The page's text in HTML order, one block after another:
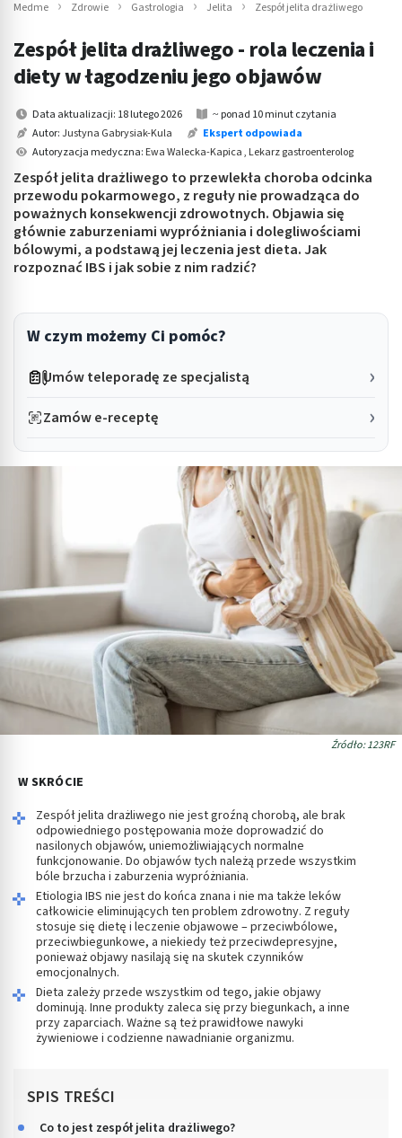
Medme Zdrowie Gastrologia Jelita Zespół jelita drażliwego
Zespół jelita drażliwego - rola leczenia i
diety w łagodzeniu jego objawów
Data aktualizacji: 18 lutego 2026
~ ponad 10 minut czytania
Autor:Justyna Gabrysiak-Kula
Ekspert odpowiada
Autoryzacja medyczna: Ewa Walecka-Kapica , Lekarz gastroenterolog
Zespół jelita drażliwego to przewlekła choroba odcinka
przewodu pokarmowego, z reguły nie prowadząca do
poważnych konsekwencji zdrowotnych. Objawia się
głównie zaburzeniami wypróżniania i dolegliwościami
bólowymi, a podstawą jej leczenia jest dieta. Jak
rozpoznać IBS i jak sobie z nim radzić?
W czym możemy Ci pomóc?
Umów teleporadę ze specjalistą
Zamów e-receptę
Źródło: 123RF
W SKRÓCIE
Zespół jelita drażliwego nie jest groźną chorobą, ale brak
odpowiedniego postępowania może doprowadzić do
nasilonych objawów, uniemożliwiających normalne
funkcjonowanie. Do objawów tych należą przede wszystkim
bóle brzucha i zaburzenia wypróżniania.
Etiologia IBS nie jest do końca znana i nie ma także leków
całkowicie eliminujących ten problem zdrowotny. Z reguły
stosuje się dietę i leczenie objawowe – przeciwbólowe,
przeciwbiegunkowe, a niekiedy też przeciwdepresyjne,
ponieważ objawy nasilają się na skutek czynników
emocjonalnych.
Dieta zależy przede wszystkim od tego, jakie objawy
dominują. Inne produkty zaleca się przy biegunkach, a inne
przy zaparciach. Ważne są też prawidłowe nawyki
żywieniowe i codzienne nawadnianie organizmu.
SPIS TREŚCI
Co to jest zespół jelita drażliwego?